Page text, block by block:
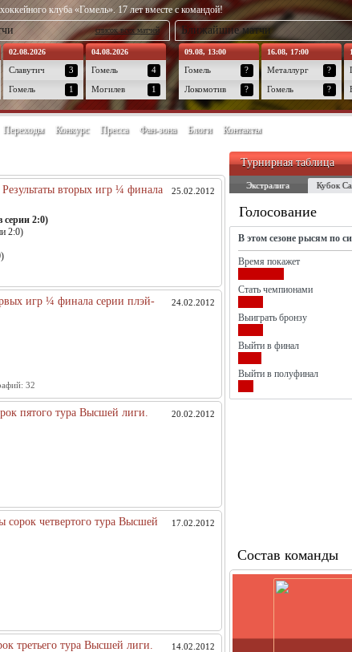
клуба «Гомель». 17 лет вместе с командой!
список всех матчей
02.08.2026
Славутич
3
Гомель
1
04.08.2026
Гомель
4
Могилев
1
Ближайшие матчи
09.08, 13:00
Гомель
?
Локомотив
?
16.08, 17:00
Металлург
?
Гомель
?
Переходы Конкурс Пресса Фан-зона Блоги Контакты
25.02.2012
вторых игр ¼ финала
серии 2:0)
2:0)
24.02.2012
игр ¼ финала серии плэй-
32
20.02.2012
пятого тура Высшей лиги.
17.02.2012
сорок четвертого тура Высшей
14.02.2012
третьего тура Высшей лиги.
Турнирная таблица
Экстралига Кубок
Голосование
В этом сезоне рысям по
Время покажет
Стать чемпионами
Выиграть бронзу
Выйти в финал
Выйти в полуфинал
Состав команды